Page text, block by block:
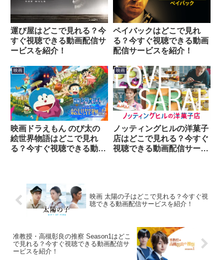
運び屋はどこで見れる？今
すぐ視聴できる動画配信サ
ービスを紹介！
ペイバックはどこで見れ
る？今すぐ視聴できる動画
配信サービスを紹介！
映画
映画ドラえもん のび太の
絵世界物語はどこで見れ
る？今すぐ視聴できる動画
映画
ノッティングヒルの洋菓子
店はどこで見れる？今すぐ
視聴できる動画配信サービ
映画 太陽の子はどこで見れる？今すぐ視
聴できる動画配信サービスを紹介！
准教授・高槻彰良の推察 Season1はどこ
で見れる？今すぐ視聴できる動画配信サ
ービスを紹介！